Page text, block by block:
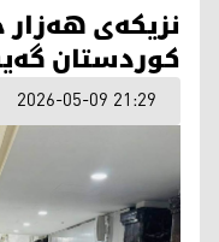
نزیکەی
کوردستان
2026-05-09 21:29